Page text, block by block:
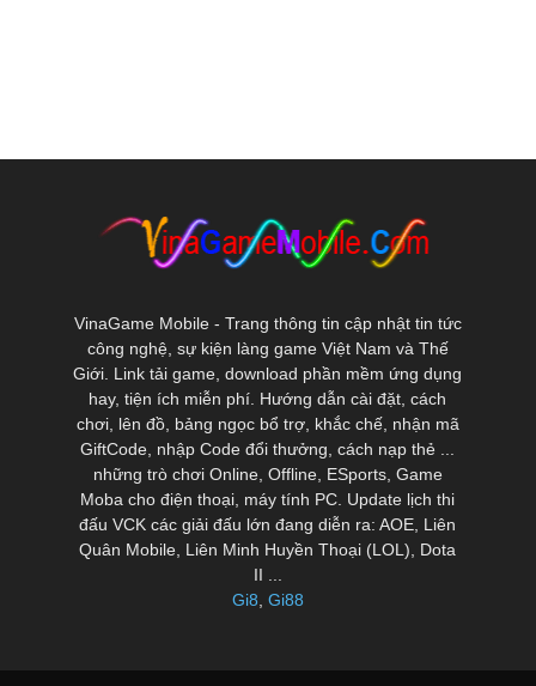
VinaGame Mobile - Trang thông tin cập nhật tin tức
công nghệ, sự kiện làng game Việt Nam và Thế
Giới. Link tải game, download phần mềm ứng dụng
hay, tiện ích miễn phí. Hướng dẫn cài đặt, cách
chơi, lên đồ, bảng ngọc bổ trợ, khắc chế, nhận mã
GiftCode, nhập Code đổi thưởng, cách nạp thẻ ...
những trò chơi Online, Offline, ESports, Game
Moba cho điện thoại, máy tính PC. Update lịch thi
đấu VCK các giải đấu lớn đang diễn ra: AOE, Liên
Quân Mobile, Liên Minh Huyền Thoại (LOL), Dota
II ...
Gi8 Gi88